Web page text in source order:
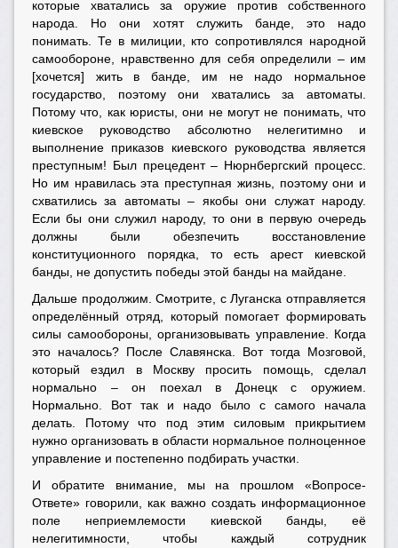
которые хватались за оружие против собственного
народа. Но они хотят служить банде, это надо
понимать. Те в милиции, кто сопротивлялся народной
самообороне, нравственно для себя определили – им
[хочется] жить в банде, им не надо нормальное
государство, поэтому они хватались за автоматы.
Потому что, как юристы, они не могут не понимать, что
киевское руководство абсолютно нелегитимно и
выполнение приказов киевского руководства является
преступным! Был прецедент – Нюрнбергский процесс.
Но им нравилась эта преступная жизнь, поэтому они и
схватились за автоматы – якобы они служат народу.
Если бы они служил народу, то они в первую очередь
должны были обезпечить восстановление
конституционного порядка, то есть арест киевской
банды, не допустить победы этой банды на майдане.
Дальше продолжим. Смотрите, с Луганска отправляется
определённый отряд, который помогает формировать
силы самообороны, организовывать управление. Когда
это началось? После Славянска. Вот тогда Мозговой,
который ездил в Москву просить помощь, сделал
нормально – он поехал в Донецк с оружием.
Нормально. Вот так и надо было с самого начала
делать. Потому что под этим силовым прикрытием
нужно организовать в области нормальное полноценное
управление и постепенно подбирать участки.
И обратите внимание, мы на прошлом «Вопросе-
Ответе» говорили, как важно создать информационное
поле неприемлемости киевской банды, её
нелегитимности, чтобы каждый сотрудник